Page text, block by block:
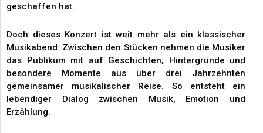
geschaffen hat.
Doch dieses Konzert ist weit mehr als ein klassischer
Musikabend: Zwischen den Stücken nehmen die Musiker
das Publikum mit auf Geschichten, Hintergründe und
besondere Momente aus über drei Jahrzehnten
gemeinsamer musikalischer Reise. So entsteht ein
lebendiger Dialog zwischen Musik, Emotion und
Erzählung.